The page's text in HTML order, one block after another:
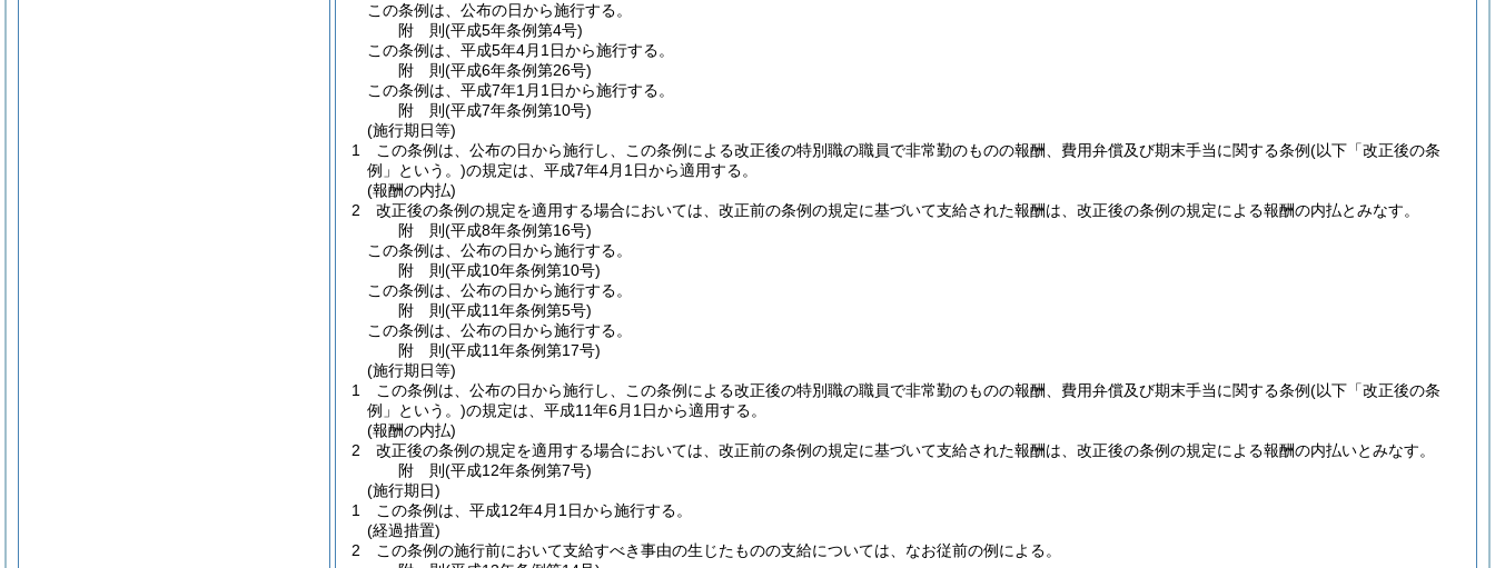
この条例は、公布の日から施行する。
附 則(平成5年条例第4号)
この条例は、平成5年4月1日から施行する。
附 則(平成6年条例第26号)
この条例は、平成7年1月1日から施行する。
附 則(平成7年条例第10号)
(施行期日等)
1
この条例は、公布の日から施行し、この条例による改正後の特別職の職員で非常勤のものの報酬、費用弁償及び期末手当に関する条例(以下「改正後の条
例」という。)の規定は、平成7年4月1日から適用する。
(報酬の内払)
2
改正後の条例の規定を適用する場合においては、改正前の条例の規定に基づいて支給された報酬は、改正後の条例の規定による報酬の内払とみなす。
附 則(平成8年条例第16号)
この条例は、公布の日から施行する。
附 則(平成10年条例第10号)
この条例は、公布の日から施行する。
附 則(平成11年条例第5号)
この条例は、公布の日から施行する。
附 則(平成11年条例第17号)
(施行期日等)
1
この条例は、公布の日から施行し、この条例による改正後の特別職の職員で非常勤のものの報酬、費用弁償及び期末手当に関する条例(以下「改正後の条
例」という。)の規定は、平成11年6月1日から適用する。
(報酬の内払)
2
改正後の条例の規定を適用する場合においては、改正前の条例の規定に基づいて支給された報酬は、改正後の条例の規定による報酬の内払いとみなす。
附 則(平成12年条例第7号)
(施行期日)
1
この条例は、平成12年4月1日から施行する。
(経過措置)
2
この条例の施行前において支給すべき事由の生じたものの支給については、なお従前の例による。